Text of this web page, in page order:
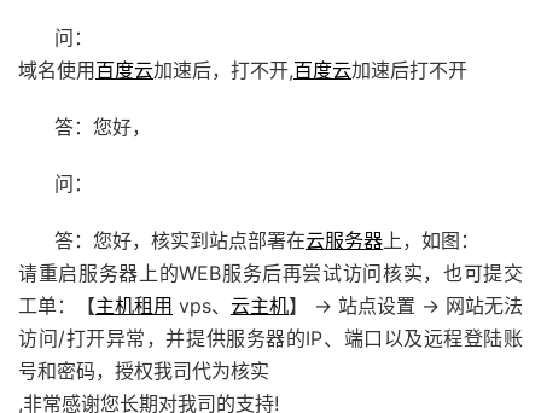
问：
域名使用 百度云加速后，打不开,百度云加速后打不开
答：您好，
问：
答：您好，核实到站点部署在云服务器上，如图：
请重启服务器上的WEB服务后再尝试访问核实，也可提交
工单：【主机租用 vps、 云主机】 -> 站点设置 -> 网站无法
访问/打开异常，并提供服务器的IP、端口以及远程登陆账
号和密码，授权我司代为核实
,非常感谢您长期对我司的支持!